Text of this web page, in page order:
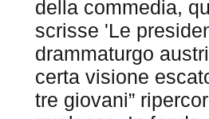
della commedia,
scrisse 'Le
drammaturgo
certa visione
tre giovani”